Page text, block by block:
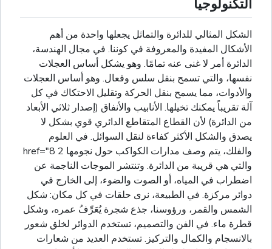
التكنولوجيا
الشكل المثالي للدائرة والتماثل يجعلها واحدة من أهم
الأشكال المفيدة والمعروفة في كوننا. في مجال الهندسة،
الدائرة أمر لا غنى عنه تمامًا. وهو يشكل أساس العجلات
نفسها، والتي تسمح بنقل سلس وفعال. وهو أساس العجلات
والأدوات، مما يسمح بنقل الحركة وتقليل الاحتكاك في كل
آلة تقريباً يمكنك تخيلها. الأنابيب والأنفاق (إصدار ثلاثي الأبعاد
من الدائرة) لأن القطاع المتقاطع الدائري قوي بشكل لا
يصدق والشكل الأكثر كفاءة لنقل السوائل. في العلوم
والفلك، يتم وصف مدارات الكواكب حول نجومها 2 href="8
والتي هي قريبة من الدائرة. وتنتشر الموجات الناجمة عن
اضطراب في المياه، أو الصوت والضوء، إلى الخارج في
دوائر مركزة. في الطبيعة، نرى حلقات في كل مكان: شكل
الشمس والقمر، ورؤوسنا، جذع شجرة يُعَرِّفُ عمره، وشكل
قطرة ماء. في الفن والتصميم، تستخدم الدوائر لخلق شعور
بالانسجام والكمال والتركيز. تستخدم العديد من شعارات